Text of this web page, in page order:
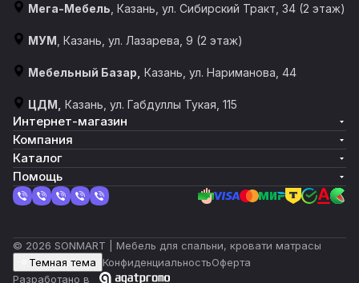
Мега-Мебель , Казань, ул. Сибирский Тракт, 34 (2 этаж)
МУМ , Казань, ул. Лазарева, 9 (2 этаж)
Мебельный Базар, Казань, ул. Нариманова, 44
ЦДМ, Казань, ул. Габдуллы Тукая, 115
Интернет-магазин
Компания
Каталог
Помощь
© 2026 SONMART | Мебель для спальни, кровати матрасы
Темная тема
КонфиденциальностьОферта
Разработано в